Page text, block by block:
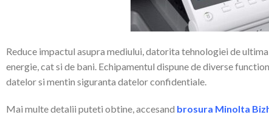
Reduce impactul asupra mediului, datorita tehnologiei de
energie, cat si de bani. Echipamentul dispune de diverse
datelor si mentin siguranta datelor confidentiale.
Mai multe detalii puteti obtine, accesand brosura Minolta